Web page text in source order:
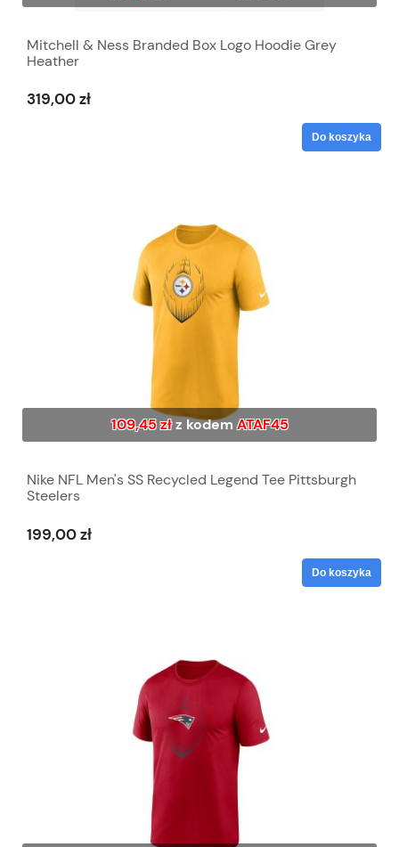
Mitchell & Ness Branded Box Logo Hoodie Grey
Heather
319,00 zł
Do koszyka
109,45 złz kodemATAF45
Nike NFL Men's SS Recycled Legend Tee Pittsburgh
Steelers
199,00 zł
Do koszyka